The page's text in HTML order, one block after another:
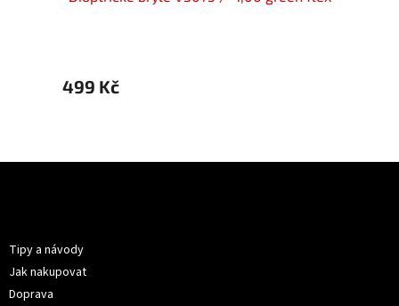
499 Kč
Tipy a návody
Jak nakupovat
Doprava